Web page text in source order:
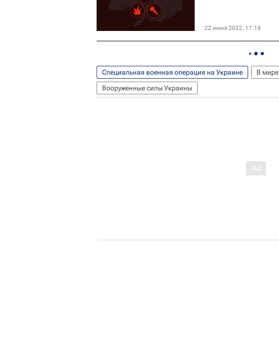
22 июня 2022, 17:18
Специальная военная операция на Украине В мире
Вооруженные силы Украины